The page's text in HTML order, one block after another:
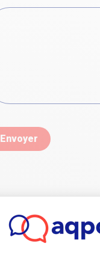
Envoyer